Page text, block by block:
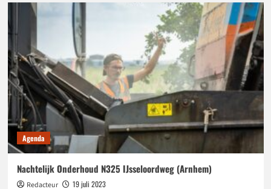
Agenda
Nachtelijk Onderhoud N325 IJsseloordweg (Arnhem)
Redacteur 19 juli 2023